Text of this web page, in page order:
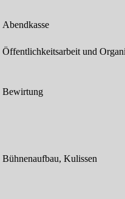
Abendkasse
Öffentlichkeitsarbeit und
Bewirtung
Bühnenaufbau, Kulissen